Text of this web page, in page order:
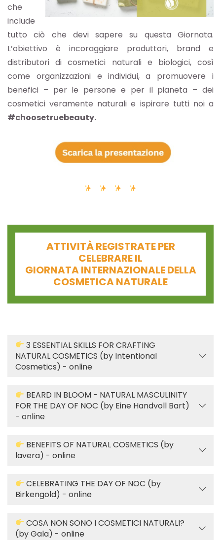
che
include
tutto ciò che devi sapere su questa Giornata.
L’obiettivo è incoraggiare produttori, brand e
distributori di cosmetici naturali e biologici, così
come organizzazioni e individui, a promuovere i
benefici – per le persone e per il pianeta – dei
cosmetici veramente naturali e ispirare tutti noi a
#choosetruebeauty.
ATTIVITÀ REGISTRATE PER
CELEBRARE IL
GIORNATA INTERNAZIONALE DELLA
COSMETICA NATURALE
3 ESSENTIAL SKILLS FOR CRAFTING
NATURAL COSMETICS (by Intentional
Cosmetics) - online
BEARD IN BLOOM - NATURAL MASCULINITY
FOR THE DAY OF NOC (by Eine Handvoll Bart)
- online
BENEFITS OF NATURAL COSMETICS (by
lavera) - online
CELEBRATING THE DAY OF NOC (by
Birkengold) - online
COSA NON SONO I COSMETICI NATURALI?
(by Gala) - online